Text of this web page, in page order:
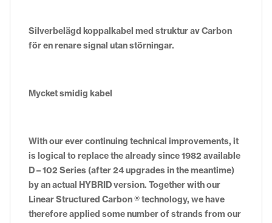
Silverbelägd koppalkabel med struktur av Carbon
för en renare signal utan störningar.
Mycket smidig kabel
With our ever continuing technical improvements, it
is logical to replace the already since 1982 available
D – 102 Series (after 24 upgrades in the meantime)
by an actual HYBRID version. Together with our
Linear Structured Carbon ® technology, we have
therefore applied some number of strands from our